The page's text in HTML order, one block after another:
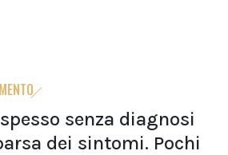
senza diagnosi
dei sintomi. Pochi